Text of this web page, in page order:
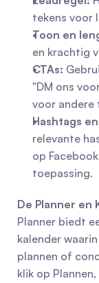
tekens voor
Toon en
en krachtig
CTAs:
"DM ons
voor andere
Hashtags
relevante
op
toepassing.
De Planner en
Planner biedt
kalender
plannen of
klik op